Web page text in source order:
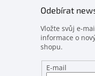
Odebírat
Vložte svůj e-
informace o
shopu.
E-mail